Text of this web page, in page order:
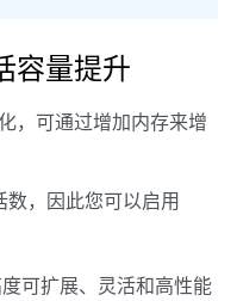
容量提升
，可通过增加内存来增
数，因此您可以启用
可扩展、灵活和高性能